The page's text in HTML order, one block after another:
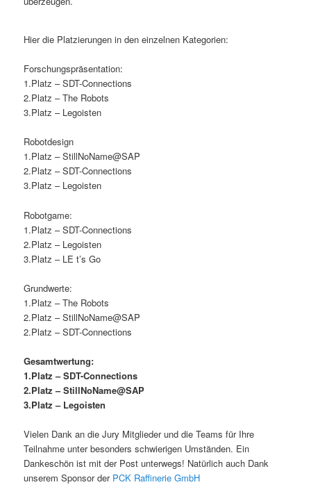
Hier die Platzierungen in den einzelnen Kategorien:
Forschungspräsentation:
1.Platz – SDT-Connections
2.Platz – The Robots
3.Platz – Legoisten
Robotdesign
1.Platz – StillNoName@SAP
2.Platz – SDT-Connections
3.Platz – Legoisten
Robotgame:
1.Platz – SDT-Connections
2.Platz – Legoisten
3.Platz – LE t’s Go
Grundwerte:
1.Platz – The Robots
2.Platz – StillNoName@SAP
2.Platz – SDT-Connections
Gesamtwertung:
1.Platz – SDT-Connections
2.Platz – StillNoName@SAP
3.Platz – Legoisten
Vielen Dank an die Jury Mitglieder und die Teams für Ihre
Teilnahme unter besonders schwierigen Umständen. Ein
Dankeschön ist mit der Post unterwegs! Natürlich auch Dank
unserem Sponsor der PCK Raffinerie GmbH